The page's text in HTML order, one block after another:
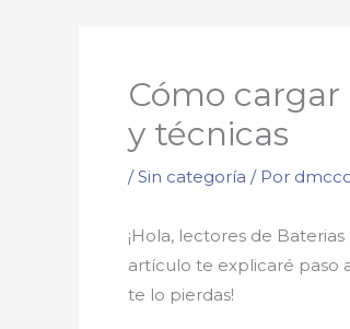
Cómo
y técnicas
/Sin categoría / Por
¡Hola, lectores de
artículo te explicaré paso
te lo pierdas!